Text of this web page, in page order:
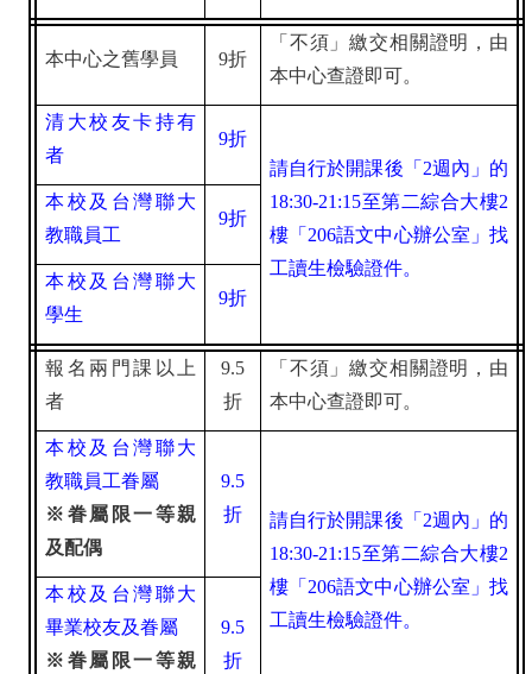
本中心之舊學員 9折
「不須」繳交相關證明，由
本中心查證即可。
清大校友卡持有
者
9折
請自行於開課後「2週內」的
18:30-21:15至第二綜合大樓2
樓「206語文中心辦公室」找
工讀生檢驗證件。
本校及台灣聯大
教職員工
9折
本校及台灣聯大
學生
9折
報名兩門課以上
者
9.5
折
「不須」繳交相關證明，由
本中心查證即可。
本校及台灣聯大
教職員工眷屬
※眷屬限一等親
及配偶
9.5
折
請自行於開課後「2週內」的
18:30-21:15至第二綜合大樓2
樓「206語文中心辦公室」找
工讀生檢驗證件。
本校及台灣聯大
畢業校友及眷屬
※眷屬限一等親
9.5
折